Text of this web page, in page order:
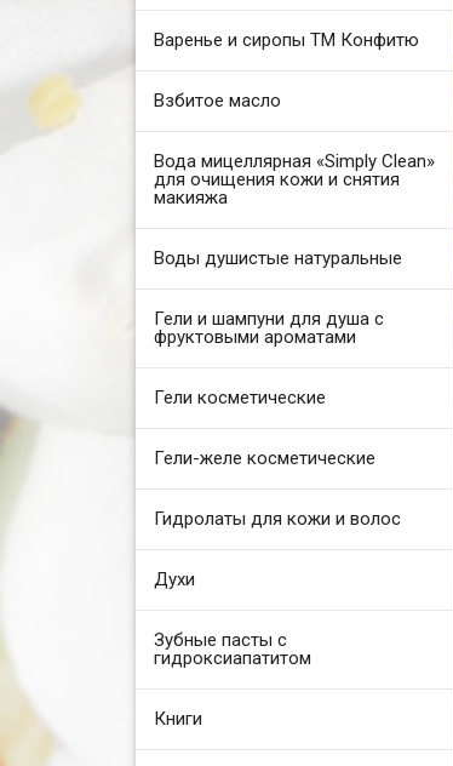
Варенье и сиропы ТМ Конфитю
Взбитое масло
Вода мицеллярная «Simply Clean»
для очищения кожи и снятия
макияжа
Воды душистые натуральные
Гели и шампуни для душа с
фруктовыми ароматами
Гели косметические
Гели-желе косметические
Гидролаты для кожи и волос
Духи
Зубные пасты с
гидроксиапатитом
Книги